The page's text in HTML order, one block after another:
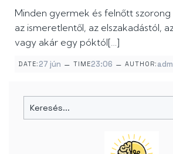
Minden gyermek és felnőtt
az ismeretlentől, az elszakadástól,
vagy akár egy póktól[…]
DATE:27 jún – TIME23:06 – AUTHOR: